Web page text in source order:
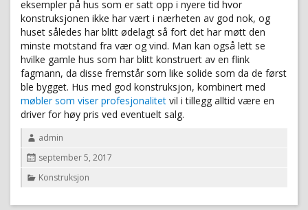
eksempler på hus som er satt opp i nyere tid hvor
konstruksjonen ikke har vært i nærheten av god nok, og
huset således har blitt ødelagt så fort det har møtt den
minste motstand fra vær og vind. Man kan også lett se
hvilke gamle hus som har blitt konstruert av en flink
fagmann, da disse fremstår som like solide som da de først
ble bygget. Hus med god konstruksjon, kombinert med
møbler som viser profesjonalitet vil i tillegg alltid være en
driver for høy pris ved eventuelt salg.
Authoradmin
Postedseptember 5, 2017
Categories
Konstruksjon